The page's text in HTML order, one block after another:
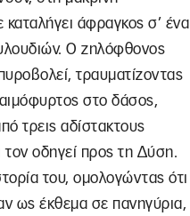
άφραγκος σ’ ένα
Ο ζηλόφθονος
τραυματίζοντας
στο δάσος,
τρεις αδίστακτους
τον οδηγεί προς τη Δύση.
του, ομολογώντας ότι
ως έκθεμα σε πανηγύρια,